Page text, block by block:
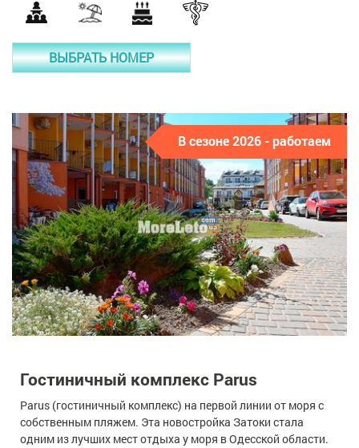
ВЫБРАТЬ НОМЕР
В сезоне 2026 - работаем
Гостиничный комплекс Parus
Parus (гостиничный комплекс) на первой линии от моря с
собственным пляжем. Эта новостройка Затоки стала
одним из лучших мест отдыха у моря в Одесской области.